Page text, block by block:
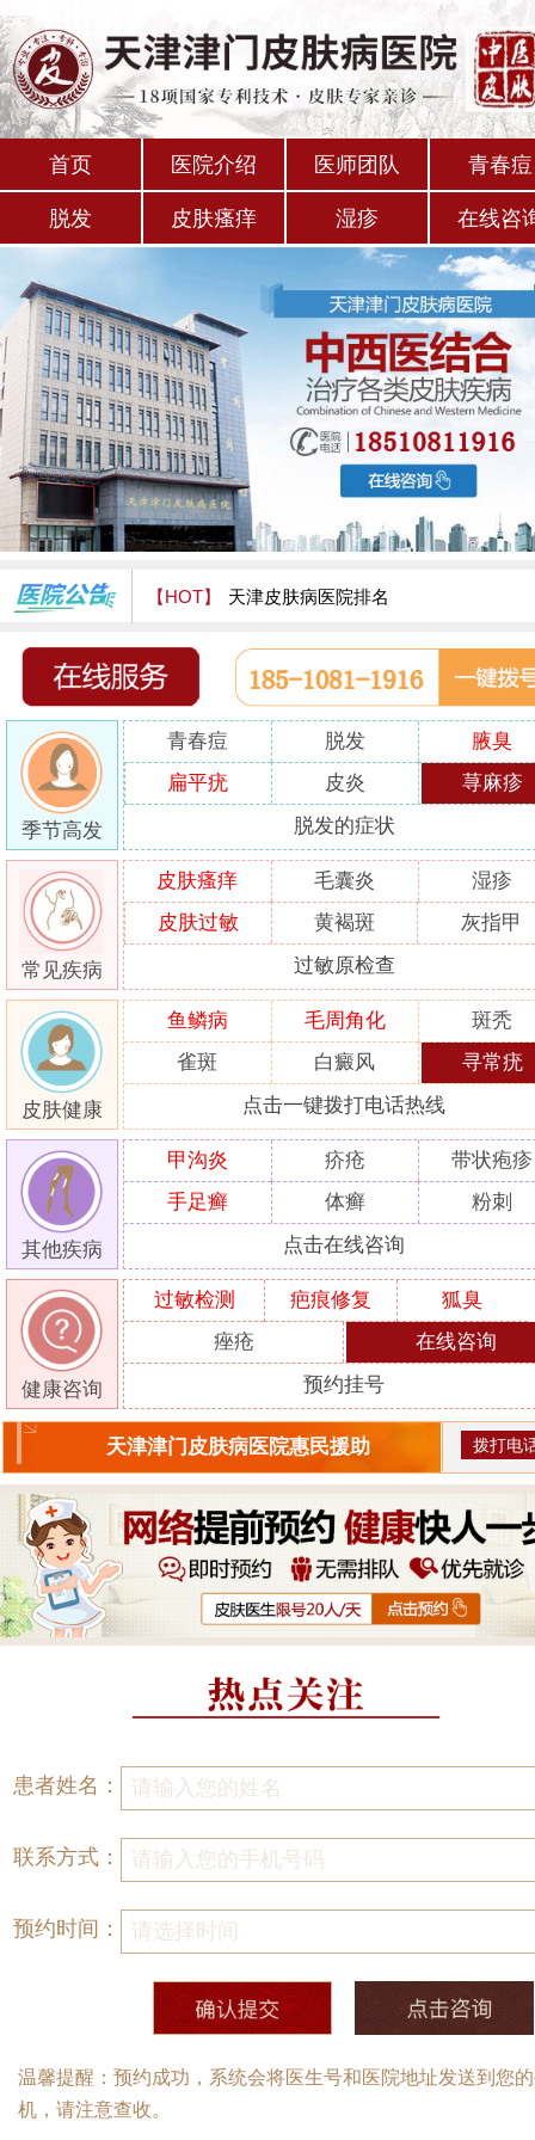
首页 医院介绍 医师团队 青春痘
脱发 皮肤瘙痒 湿疹 在线咨
【HOT】 天津皮肤病医院排名
天津津门皮肤病医院怎么样
季节高发
青春痘 脱发
腋臭
扁平疣
皮炎 荨麻疹
脱发的症状
常见疾病
皮肤瘙痒 毛囊炎
湿疹
皮肤过敏
黄褐斑 灰指甲
过敏原检查
皮肤健康
鱼鳞病 毛周角化
斑秃
雀斑
白癜风 寻常疣
点击一键拨打电话热线
其他疾病
甲沟炎 疥疮
带状疱疹
手足癣
体癣 粉刺
点击在线咨询
健康咨询
过敏检测 疤痕修复
狐臭
痤疮
在线咨询
预约挂号
天津津门皮肤病医院惠民援助 拨打电
患者姓名：
联系方式：
预约时间：
温馨提醒：预约成功，系统会将医生号和医院地址发送到您
机，请注意查收。